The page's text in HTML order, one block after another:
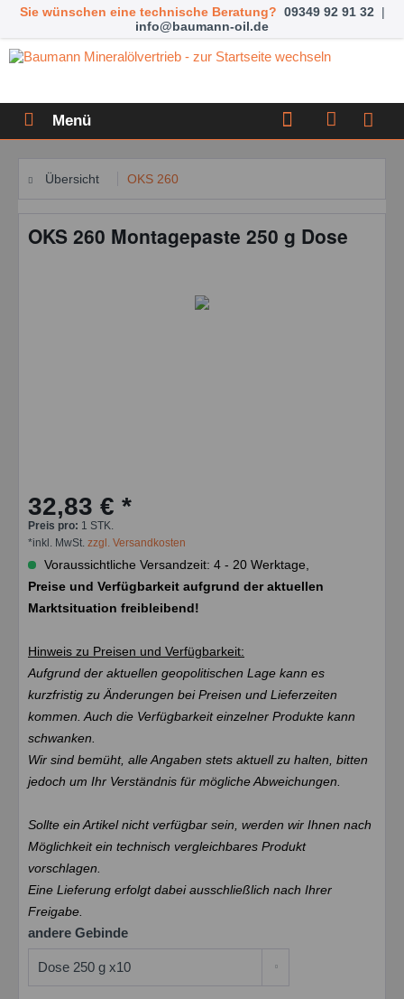
Sie wünschen eine technische Beratung? 09349 92 91 32 |
info@baumann-oil.de
Menü
Übersicht OKS 260
OKS 260 Montagepaste 250 g Dose
32,83 € *
Preis pro: 1 STK.
*inkl. MwSt. zzgl. Versandkosten
Voraussichtliche Versandzeit: 4 - 20 Werktage,
Preise und Verfügbarkeit aufgrund der aktuellen
Marktsituation freibleibend!
Hinweis zu Preisen und Verfügbarkeit:
Aufgrund der aktuellen geopolitischen Lage kann es
kurzfristig zu Änderungen bei Preisen und Lieferzeiten
kommen. Auch die Verfügbarkeit einzelner Produkte kann
schwanken.
Wir sind bemüht, alle Angaben stets aktuell zu halten, bitten
jedoch um Ihr Verständnis für mögliche Abweichungen.
Sollte ein Artikel nicht verfügbar sein, werden wir Ihnen nach
Möglichkeit ein technisch vergleichbares Produkt
vorschlagen.
Eine Lieferung erfolgt dabei ausschließlich nach Ihrer
Freigabe.
andere Gebinde